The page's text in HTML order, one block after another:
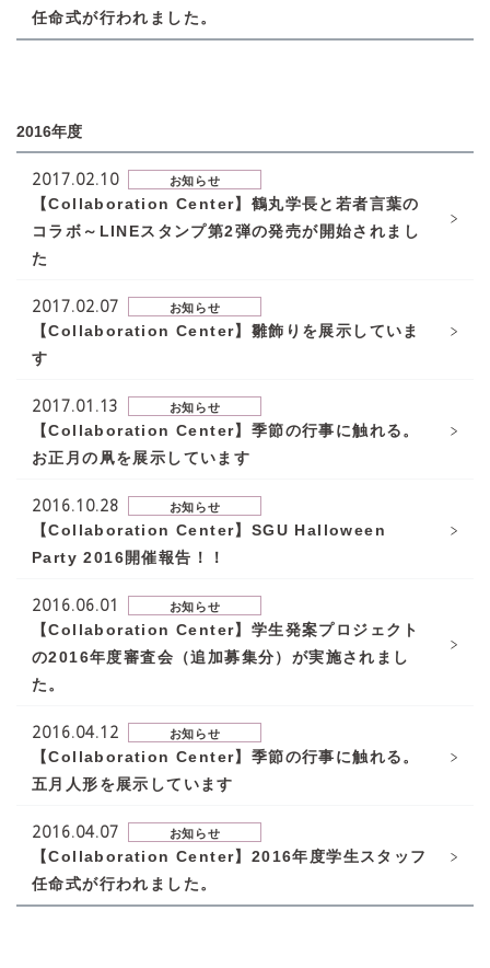
任命式が行われました。
2016年度
2017.02.10 お知らせ
【Collaboration Center】鶴丸学長と若者言葉の
コラボ～LINEスタンプ第2弾の発売が開始されまし
た
2017.02.07 お知らせ
【Collaboration Center】雛飾りを展示していま
す
2017.01.13 お知らせ
【Collaboration Center】季節の行事に触れる。
お正月の凧を展示しています
2016.10.28 お知らせ
【Collaboration Center】SGU Halloween
Party 2016開催報告！！
2016.06.01 お知らせ
【Collaboration Center】学生発案プロジェクト
の2016年度審査会（追加募集分）が実施されまし
た。
2016.04.12 お知らせ
【Collaboration Center】季節の行事に触れる。
五月人形を展示しています
2016.04.07 お知らせ
【Collaboration Center】2016年度学生スタッフ
任命式が行われました。